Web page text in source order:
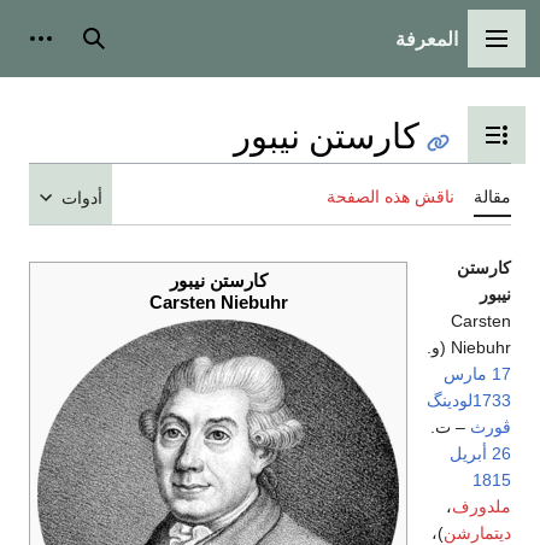
القائمة الرئيسية
المعرفة بحث
تبديل عرض جدول المحتويات
كارستن نيبور
مقالة ناقش هذه الصفحة أدوات
كارستن نيبور
Carsten Niebuhr
كارستن
نيبور
Carsten
Niebuhr (و.
17 مارس
1733لودينگ‌
ڤورث – ت.
26 أبريل
1815
ملدورف،
ديتمارشن)،